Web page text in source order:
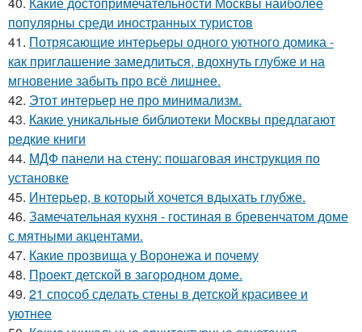
популярны среди иностранных туристов
41. Потрясающие интерьеры одного уютного домика -
как приглашение замедлиться, вдохнуть глубже и на
мгновение забыть про всё лишнее.
42. Этот интерьер не про минимализм.
43. Какие уникальные библиотеки Москвы предлагают
редкие книги
44. МДФ панели на стену: пошаговая инструкция по
установке
45. Интерьер, в который хочется вдыхать глубже.
46. Замечательная кухня - гостиная в бревенчатом доме
с мятными акцентами.
47. Какие прозвища у Воронежа и почему
48. Проект детской в загородном доме.
49. 21 способ сделать стены в детской красивее и
уютнее